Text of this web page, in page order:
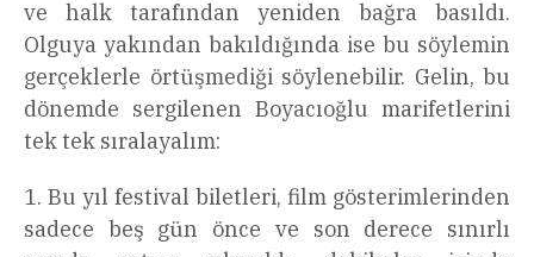
ve halk tarafından yeniden bağra basıldı.
Olguya yakından bakıldığında ise bu söylemin
gerçeklerle örtüşmediği söylenebilir. Gelin, bu
dönemde sergilenen Boyacıoğlu marifetlerini
tek tek sıralayalım:
1. Bu yıl festival biletleri, film gösterimlerinden
sadece beş gün önce ve son derece sınırlı